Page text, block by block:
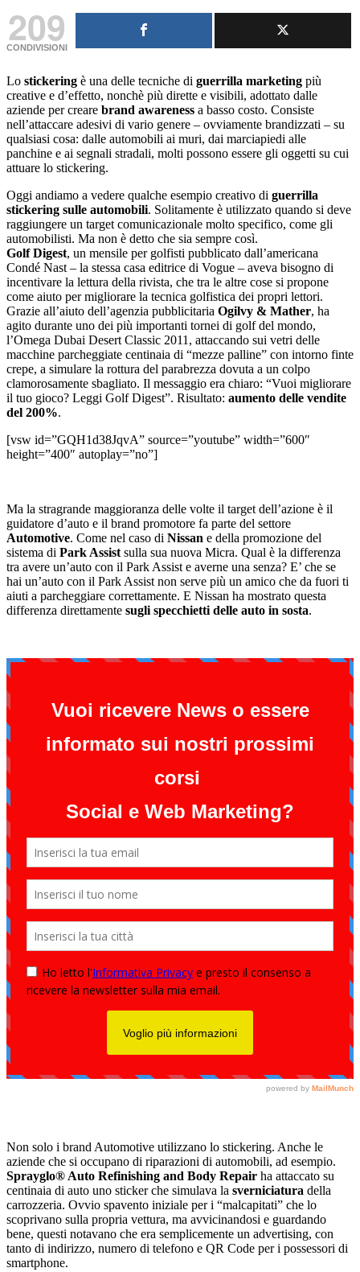
209
CONDIVISIONI
Lo stickering è una delle tecniche di guerrilla marketing più
creative e d’effetto, nonchè più dirette e visibili, adottato dalle
aziende per creare brand awareness a basso costo. Consiste
nell’attaccare adesivi di vario genere – ovviamente brandizzati – su
qualsiasi cosa: dalle automobili ai muri, dai marciapiedi alle
panchine e ai segnali stradali, molti possono essere gli oggetti su cui
attuare lo stickering.
Oggi andiamo a vedere qualche esempio creativo di guerrilla
stickering sulle automobili. Solitamente è utilizzato quando si deve
raggiungere un target comunicazionale molto specifico, come gli
automobilisti. Ma non è detto che sia sempre così.
Golf Digest, un mensile per golfisti pubblicato dall’americana
Condé Nast – la stessa casa editrice di Vogue – aveva bisogno di
incentivare la lettura della rivista, che tra le altre cose si propone
come aiuto per migliorare la tecnica golfistica dei propri lettori.
Grazie all’aiuto dell’agenzia pubblicitaria Ogilvy & Mather, ha
agito durante uno dei più importanti tornei di golf del mondo,
l’Omega Dubai Desert Classic 2011, attaccando sui vetri delle
macchine parcheggiate centinaia di “mezze palline” con intorno finte
crepe, a simulare la rottura del parabrezza dovuta a un colpo
clamorosamente sbagliato. Il messaggio era chiaro: “Vuoi migliorare
il tuo gioco? Leggi Golf Digest”. Risultato: aumento delle vendite
del 200%.
[vsw id=”GQH1d38JqvA” source=”youtube” width=”600″
height=”400″ autoplay=”no”]
Ma la stragrande maggioranza delle volte il target dell’azione è il
guidatore d’auto e il brand promotore fa parte del settore
Automotive. Come nel caso di Nissan e della promozione del
sistema di Park Assist sulla sua nuova Micra. Qual è la differenza
tra avere un’auto con il Park Assist e averne una senza? E’ che se
hai un’auto con il Park Assist non serve più un amico che da fuori ti
aiuti a parcheggiare correttamente. E Nissan ha mostrato questa
differenza direttamente sugli specchietti delle auto in sosta.
Non solo i brand Automotive utilizzano lo stickering. Anche le
aziende che si occupano di riparazioni di automobili, ad esempio.
Sprayglo® Auto Refinishing and Body Repair ha attaccato su
centinaia di auto uno sticker che simulava la sverniciatura della
carrozzeria. Ovvio spavento iniziale per i “malcapitati” che lo
scoprivano sulla propria vettura, ma avvicinandosi e guardando
bene, questi notavano che era semplicemente un advertising, con
tanto di indirizzo, numero di telefono e QR Code per i possessori di
smartphone.